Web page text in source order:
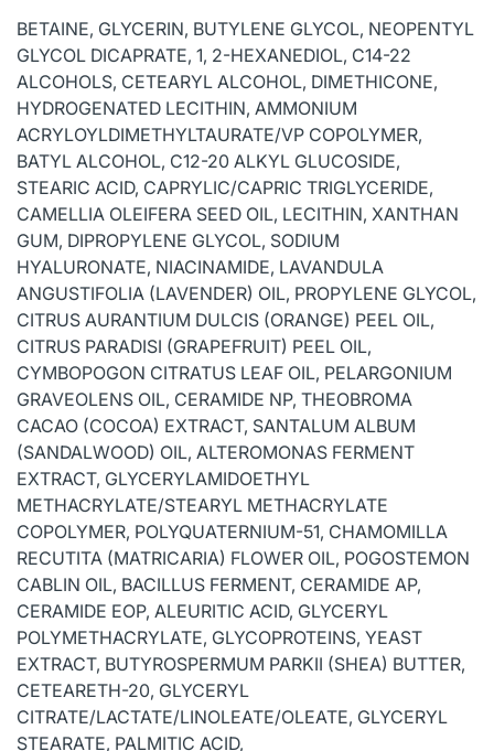
BETAINE, GLYCERIN, BUTYLENE GLYCOL, NEOPENTYL
GLYCOL DICAPRATE, 1, 2-HEXANEDIOL, C14-22
ALCOHOLS, CETEARYL ALCOHOL, DIMETHICONE,
HYDROGENATED LECITHIN, AMMONIUM
ACRYLOYLDIMETHYLTAURATE/VP COPOLYMER,
BATYL ALCOHOL, C12-20 ALKYL GLUCOSIDE,
STEARIC ACID, CAPRYLIC/CAPRIC TRIGLYCERIDE,
CAMELLIA OLEIFERA SEED OIL, LECITHIN, XANTHAN
GUM, DIPROPYLENE GLYCOL, SODIUM
HYALURONATE, NIACINAMIDE, LAVANDULA
ANGUSTIFOLIA (LAVENDER) OIL, PROPYLENE GLYCOL,
CITRUS AURANTIUM DULCIS (ORANGE) PEEL OIL,
CITRUS PARADISI (GRAPEFRUIT) PEEL OIL,
CYMBOPOGON CITRATUS LEAF OIL, PELARGONIUM
GRAVEOLENS OIL, CERAMIDE NP, THEOBROMA
CACAO (COCOA) EXTRACT, SANTALUM ALBUM
(SANDALWOOD) OIL, ALTEROMONAS FERMENT
EXTRACT, GLYCERYLAMIDOETHYL
METHACRYLATE/STEARYL METHACRYLATE
COPOLYMER, POLYQUATERNIUM-51, CHAMOMILLA
RECUTITA (MATRICARIA) FLOWER OIL, POGOSTEMON
CABLIN OIL, BACILLUS FERMENT, CERAMIDE AP,
CERAMIDE EOP, ALEURITIC ACID, GLYCERYL
POLYMETHACRYLATE, GLYCOPROTEINS, YEAST
EXTRACT, BUTYROSPERMUM PARKII (SHEA) BUTTER,
CETEARETH-20, GLYCERYL
CITRATE/LACTATE/LINOLEATE/OLEATE, GLYCERYL
STEARATE, PALMITIC ACID,